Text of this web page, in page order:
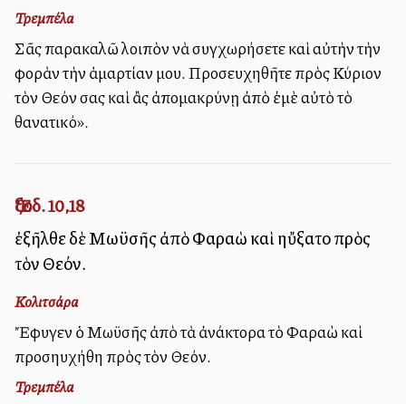
Τρεμπέλα
Σᾶς παρακαλῶ λοιπὸν νὰ συγχωρήσετε καὶ αὐτὴν τὴν
φορὰν τὴν ἁμαρτίαν μου. Προσευχηθῆτε πρὸς Κύριον
τὸν Θεόν σας καὶ ἂς ἀπομακρύνῃ ἀπὸ ἐμὲ αὐτὸ τὸ
θανατικό».
Ἔξοδ. 10,18
ἐξῆλθε δὲ Μωϋσῆς ἀπὸ Φαραὼ καὶ ηὔξατο πρὸς
τὸν Θεόν.
Κολιτσάρα
Ἔφυγεν ὁ Μωϋσῆς ἀπὸ τὰ ἀνάκτορα τὸ Φαραὼ καὶ
προσηυχήθη πρὸς τὸν Θεόν.
Τρεμπέλα